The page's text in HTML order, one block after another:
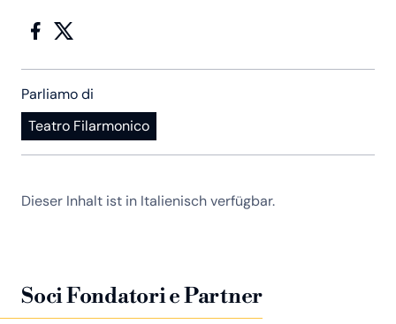
Parliamo di
Teatro Filarmonico
Dieser Inhalt ist in Italienisch verfügbar.
Soci Fondatori e Partner